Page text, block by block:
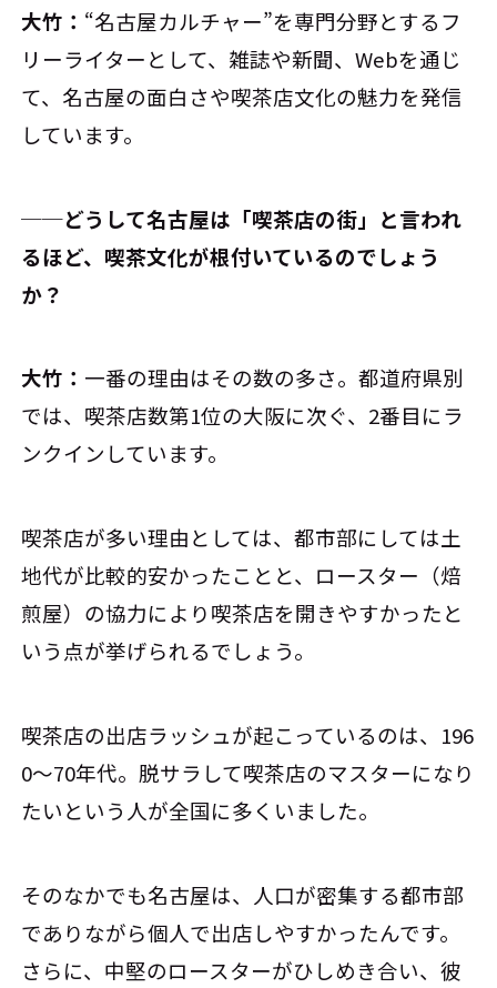
大竹： “名古屋カルチャー”を専門分野とするフ
リーライターとして、雑誌や新聞、Webを通じ
て、名古屋の面白さや喫茶店文化の魅力を発信
しています。
──どうして名古屋は「喫茶店の街」と言われ
るほど、喫茶文化が根付いているのでしょう
か？
大竹： 一番の理由はその数の多さ。都道府県別
では、喫茶店数第1位の大阪に次ぐ、2番目にラ
ンクインしています。
喫茶店が多い理由としては、都市部にしては土
地代が比較的安かったことと、ロースター（焙
煎屋）の協力により喫茶店を開きやすかったと
いう点が挙げられるでしょう。
喫茶店の出店ラッシュが起こっているのは、196
0～70年代。脱サラして喫茶店のマスターになり
たいという人が全国に多くいました。
そのなかでも名古屋は、人口が密集する都市部
でありながら個人で出店しやすかったんです。
さらに、中堅のロースターがひしめき合い、彼